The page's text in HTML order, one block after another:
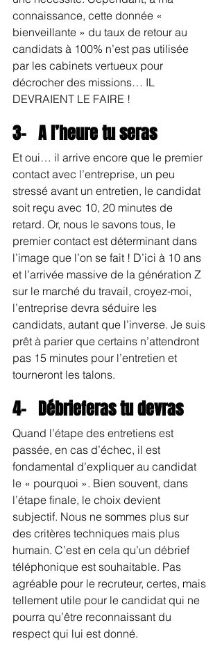
connaissance, cette donnée «
bienveillante » du taux de retour au
candidats à 100% n’est pas utilisée
par les cabinets vertueux pour
décrocher des missions… IL
DEVRAIENT LE FAIRE !
3-   A l’heure tu seras
Et oui… il arrive encore que le premier
contact avec l’entreprise, un peu
stressé avant un entretien, le candidat
soit reçu avec 10, 20 minutes de
retard. Or, nous le savons tous, le
premier contact est déterminant dans
l’image que l’on se fait ! D’ici à 10 ans
et l’arrivée massive de la génération Z
sur le marché du travail, croyez-moi,
l’entreprise devra séduire les
candidats, autant que l’inverse. Je suis
prêt à parier que certains n’attendront
pas 15 minutes pour l’entretien et
tourneront les talons.
4-   Débrieferas tu devras
Quand l’étape des entretiens est
passée, en cas d’échec, il est
fondamental d’expliquer au candidat
le « pourquoi ». Bien souvent, dans
l’étape finale, le choix devient
subjectif. Nous ne sommes plus sur
des critères techniques mais plus
humain. C’est en cela qu’un débrief
téléphonique est souhaitable. Pas
agréable pour le recruteur, certes, mais
tellement utile pour le candidat qui ne
pourra qu’être reconnaissant du
respect qui lui est donné.